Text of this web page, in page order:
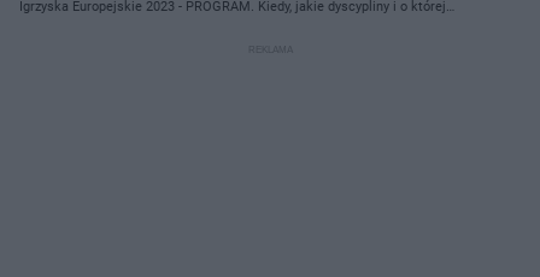
Igrzyska Europejskie 2023 - PROGRAM. Kiedy, jakie dyscypliny i o której